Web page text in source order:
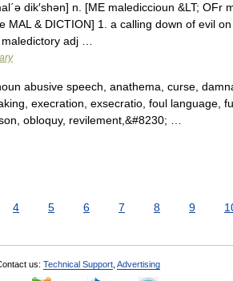
dik′shən] n. [ME malediccioun &LT; OFr
MAL & DICTION] 1. a calling down of evil
adj …
abusive speech, anathema, curse,
execration, exsecratio, foul language,
obloquy, revilement,&#8230; …
4 5 6 7 8 9
us: Technical Support Advertising